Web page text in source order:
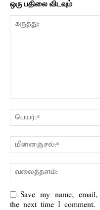
ஒரு பதிலை விடவும்
Save my name,
the next time I comment.